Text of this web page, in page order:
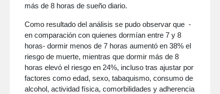
más de 8 horas de sueño diario.
Como resultado del análisis se pudo observar que -
en comparación con quienes dormían entre 7 y 8
horas- dormir menos de 7 horas aumentó en 38% el
riesgo de muerte, mientras que dormir más de 8
horas elevó el riesgo en 24%, incluso tras ajustar por
factores como edad, sexo, tabaquismo, consumo de
alcohol, actividad física, comorbilidades y adherencia